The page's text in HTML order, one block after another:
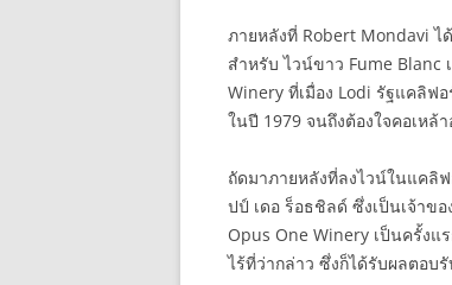
ภายหลังที่ Robert Mondavi ไ
สำหรับ ไวน์ขาว Fume Blanc
Winery ที่เมื่อง Lodi รัฐแคลิฟ
ในปี 1979 จนถึงต้องใจคอเหล้
ถัดมาภายหลังที่ลงไวน์ในแคลิ
ปป์ เดอ ร็อธชิลด์ ซึ่งเป็นเจ้าข
Opus One Winery เป็นครั้ง
ไร้ที่ว่ากล่าว ซึ่งก็ได้รับผลตอบ